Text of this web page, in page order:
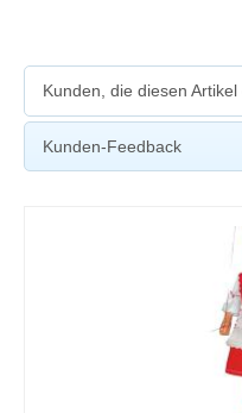
Kunden, die diesen
Kunden-Feedback